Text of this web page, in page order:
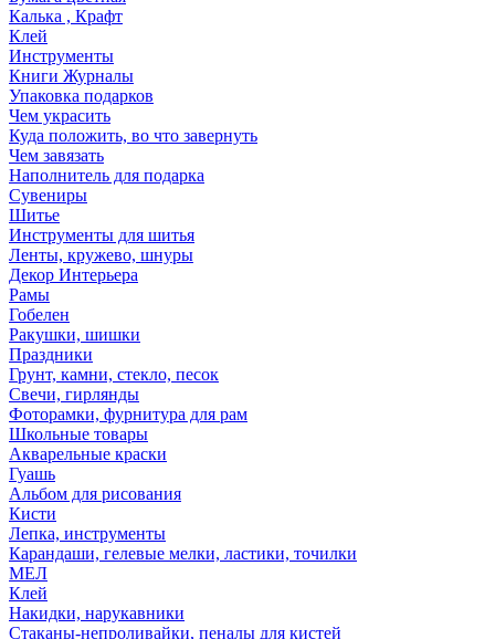
Калька , Крафт
Клей
Инструменты
Книги Журналы
Упаковка подарков
Чем украсить
Куда положить, во что завернуть
Чем завязать
Наполнитель для подарка
Сувениры
Шитье
Инструменты для шитья
Ленты, кружево, шнуры
Декор Интерьера
Рамы
Гобелен
Ракушки, шишки
Праздники
Грунт, камни, стекло, песок
Свечи, гирлянды
Фоторамки, фурнитура для рам
Школьные товары
Акварельные краски
Гуашь
Альбом для рисования
Кисти
Лепка, инструменты
Карандаши, гелевые мелки, ластики, точилки
МЕЛ
Клей
Накидки, нарукавники
Стаканы-непроливайки, пеналы для кистей